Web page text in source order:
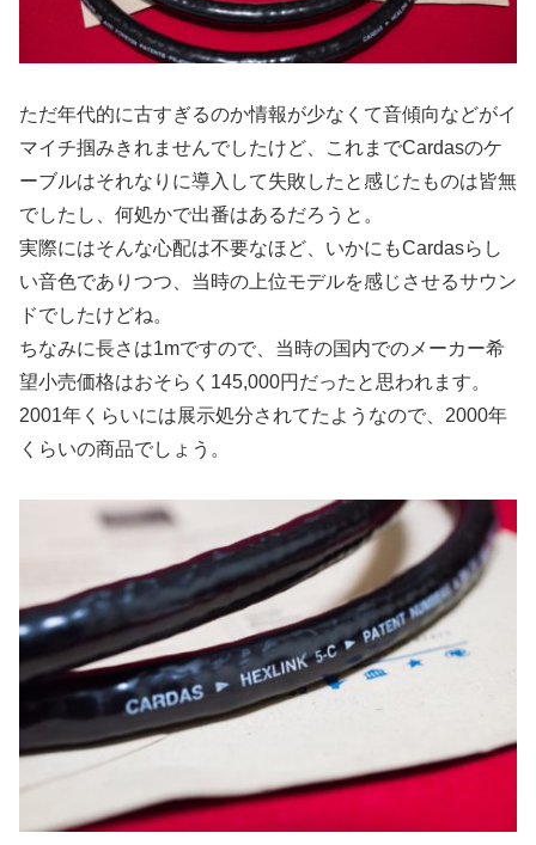
ただ年代的に古すぎるのか情報が少なくて音傾向などがイ
マイチ掴みきれませんでしたけど、これまでCardasのケ
ーブルはそれなりに導入して失敗したと感じたものは皆無
でしたし、何処かで出番はあるだろうと。
実際にはそんな心配は不要なほど、いかにもCardasらし
い音色でありつつ、当時の上位モデルを感じさせるサウン
ドでしたけどね。
ちなみに長さは1mですので、当時の国内でのメーカー希
望小売価格はおそらく145,000円だったと思われます。
2001年くらいには展示処分されてたようなので、2000年
くらいの商品でしょう。